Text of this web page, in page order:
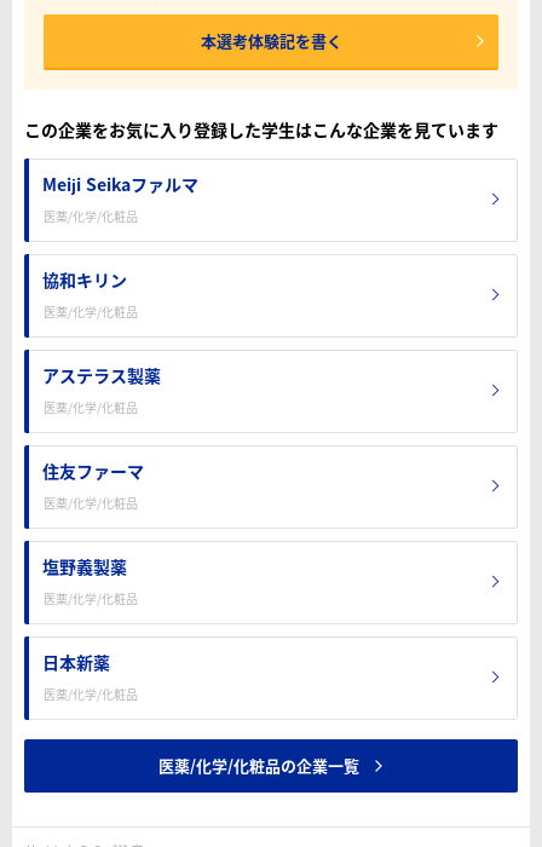
本選考体験記を書く
この企業をお気に入り登録した学生はこんな企業を見ています
Meiji Seikaファルマ
医薬/化学/化粧品
協和キリン
医薬/化学/化粧品
アステラス製薬
医薬/化学/化粧品
住友ファーマ
医薬/化学/化粧品
塩野義製薬
医薬/化学/化粧品
日本新薬
医薬/化学/化粧品
医薬/化学/化粧品の企業一覧